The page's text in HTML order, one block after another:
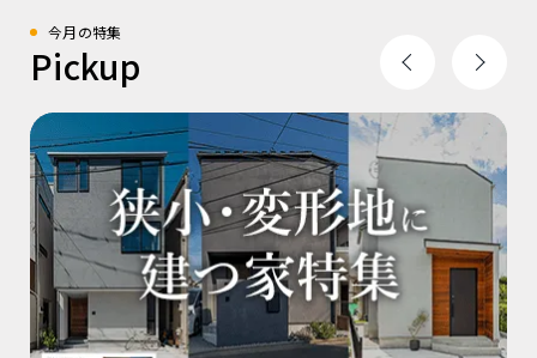
今月の特集
Pickup